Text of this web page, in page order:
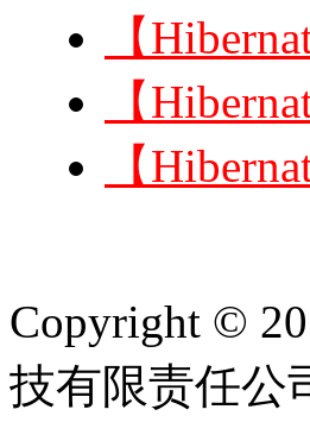
【
【
【
Copyright ©
技有限责任公